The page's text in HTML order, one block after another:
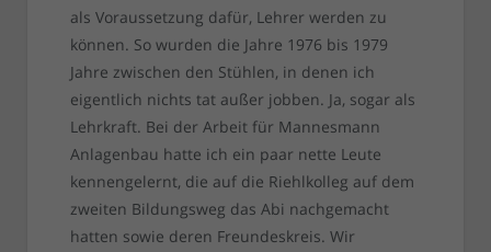
als Voraussetzung dafür, Lehrer werden zu
können. So wurden die Jahre 1976 bis 1979
Jahre zwischen den Stühlen, in denen ich
eigentlich nichts tat außer jobben. Ja, sogar als
Lehrkraft. Bei der Arbeit für Mannesmann
Anlagenbau hatte ich ein paar nette Leute
kennengelernt, die auf die Riehlkolleg auf dem
zweiten Bildungsweg das Abi nachgemacht
hatten sowie deren Freundeskreis. Wir